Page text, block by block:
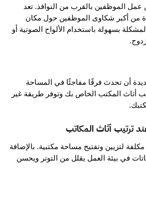
الموظفين بالقرب من النوافذ. تعد
من أكبر شكاوى الموظفين حول مكان
بسهولة باستخدام الألواح الصوتية أو
أن تحدث فرقًا مفاجئًا في المساحة
أثاث المكتب الخاص بك وتوفر طريقة غير
لتزيين وتفتيح مساحة مكتبية. بالإضافة
في بيئة العمل يقلل من التوتر ويحسن